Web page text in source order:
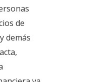
de
demás